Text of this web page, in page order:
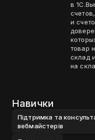
в
и
товар
склад
на
Навички
Пiдтримка та
вебмайстерiв